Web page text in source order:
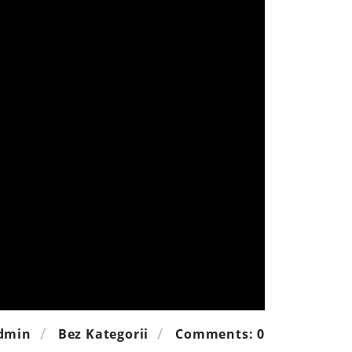
Bez Kategorii Comments: 0